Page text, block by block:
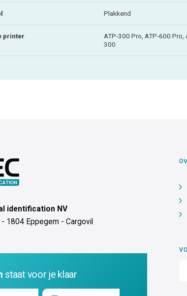
Plakkend
printer
ATP-300 Pro, ATP-600 Pro,
300
identification NV
1804 Eppegem - Cargovil
staat voor je klaar